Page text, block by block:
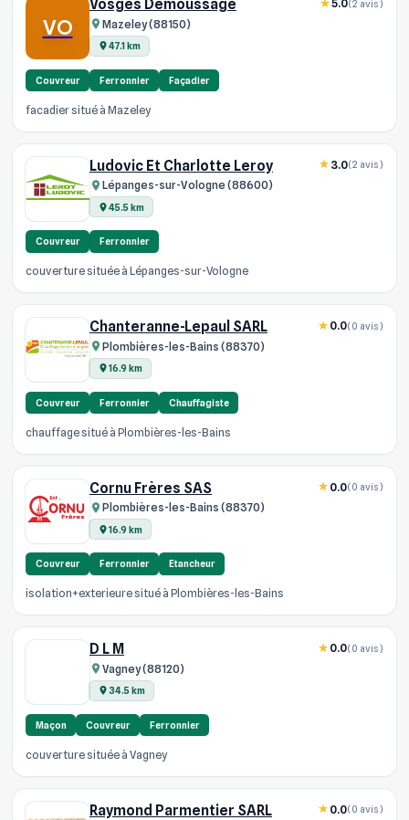
VO
Vosges Demoussage
Mazeley (88150)
47.1 km
5.0(2 avis)
Couvreur Ferronnier Façadier
facadier situé à Mazeley
Ludovic Et Charlotte Leroy
Lépanges-sur-Vologne (88600)
45.5 km
3.0(2 avis)
Couvreur Ferronnier
couverture située à Lépanges-sur-Vologne
Chanteranne-Lepaul SARL
Plombières-les-Bains (88370)
16.9 km
0.0(0 avis)
Couvreur Ferronnier Chauffagiste
chauffage situé à Plombières-les-Bains
Cornu Frères SAS
Plombières-les-Bains (88370)
16.9 km
0.0(0 avis)
Couvreur Ferronnier Etancheur
isolation+exterieure situé à Plombières-les-Bains
D L M
Vagney (88120)
34.5 km
0.0(0 avis)
Maçon Couvreur Ferronnier
couverture située à Vagney
Raymond Parmentier SARL 0.0(0 avis)